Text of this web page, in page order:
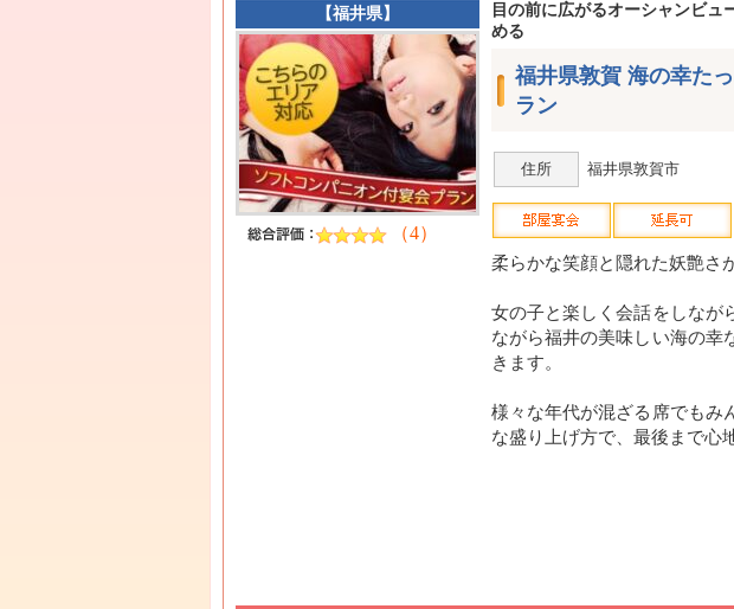
【福井県】
（4）
目の前に広がるオーシャンビュ
める
福井県敦賀 海の幸た
ラン
住所 福井県敦賀市
柔らかな笑顔と隠れた妖艶さ
女の子と楽しく会話をしなが
ながら福井の美味しい海の幸
きます。
様々な年代が混ざる席でもみ
な盛り上げ方で、最後まで心